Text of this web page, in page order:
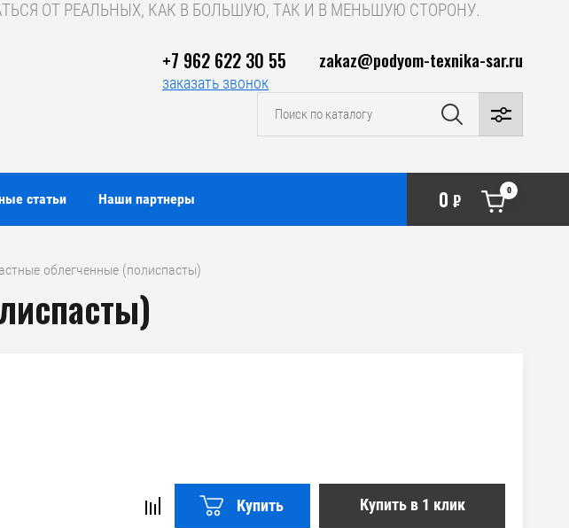
ОТ РЕАЛЬНЫХ, КАК В БОЛЬШУЮ, ТАК И В МЕНЬШУЮ СТОРОНУ.
статьи Наши партнеры 0 ₽
0
+7 962 622 30 55
заказать звонок
zakaz@podyom-texnika-sar.ru
облегченные (полиспасты)
Купить Купить в 1 клик